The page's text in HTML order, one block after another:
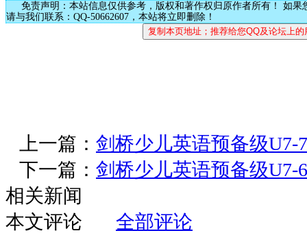
免责声明：本站信息仅供参考，版权和著作权归原作者所有！ 如果
请与我们联系：QQ-50662607，本站将立即删除！
上一篇： 剑桥少儿英语预备级U7-
下一篇： 剑桥少儿英语预备级U7-
相关新闻
本文评论
全部评论